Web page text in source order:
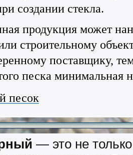
создании стекла.
продукция может
строительному
поставщику,
песка минимальная
песок
— это не